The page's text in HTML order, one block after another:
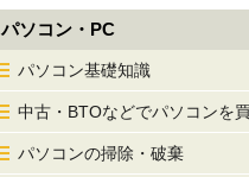
パソコン・PC
パソコン基礎知識
中古・BTOなどでパソコンを
パソコンの掃除・破棄